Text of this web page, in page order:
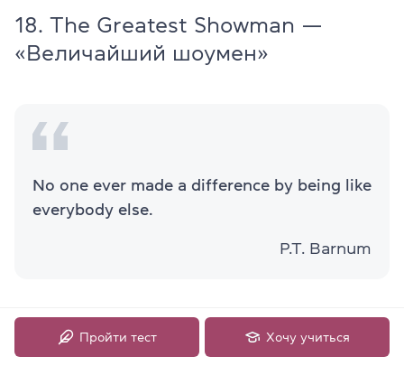
18. The Greatest Showman —
«Величайший шоумен»
No one ever made a difference by being like
everybody else.
P.T. Barnum
Перевод:Никто никогда не менял
Пройти тест Хочу учиться